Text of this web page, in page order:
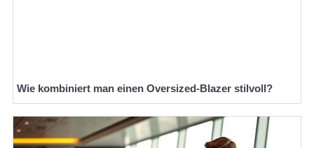
Wie kombiniert man einen Oversized-Blazer stilvoll?